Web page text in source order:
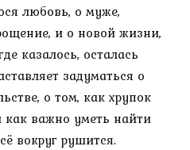
любовь, о муже,
и о новой жизни,
казалось, осталась
задуматься о
о том, как хрупок
важно уметь найти
вокруг рушится.